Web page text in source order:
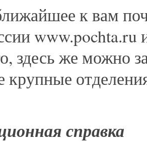
к вам
здесь же можно
крупные
справка